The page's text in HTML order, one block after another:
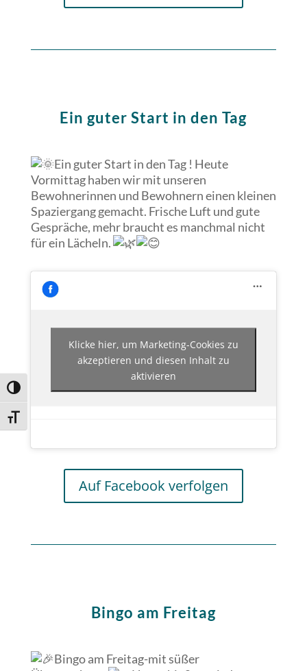
Umschalten auf hohe Kontraste
Schrift vergrößern
Ein guter Start in den Tag
Ein guter Start in den Tag ! Heute
Vormittag haben wir mit unseren
Bewohnerinnen und Bewohnern einen kleinen
Spaziergang gemacht. Frische Luft und gute
Gespräche, mehr braucht es manchmal nicht
für ein Lächeln.
Klicke hier, um Marketing-Cookies zu
akzeptieren und diesen Inhalt zu
aktivieren
Auf Facebook verfolgen
Bingo am Freitag
Bingo am Freitag-mit süßer